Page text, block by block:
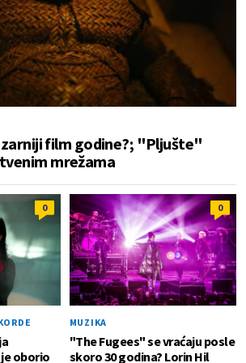
film godine?; "Pljušte"
mrežama
0
oborio
0
MUZIKA
"The Fugees" se vraćaju posle
skoro 30 godina? Lorin Hil